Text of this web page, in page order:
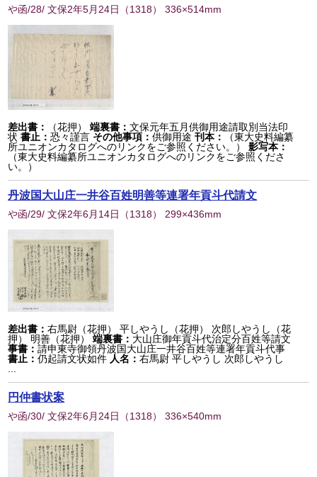
や函/28/ 文保2年5月24日 （1318） 336×514mm
差出書： （花押） 端裏書：文保元年五月供御用途請取別当法印
状 書止：恐々謹言 その他事項：供御用途 刊本：
（東大史料編纂
所ユニオンカタログへのリンクをご参照ください。）
影写本：
（東大史料編纂所ユニオンカタログへのリンクをご参照くださ
い。）
丹波国大山庄一井谷百姓明善等連署年貢斗代請文
や函/29/ 文保2年6月14日 （1318） 299×436mm
差出書：右馬尉（花押） 平しやうし（花押） 次郎しやうし（花
押） 明善（花押）
端裏書： 大山庄御年貢斗代治定分百姓等請文
事書：請申東寺御領丹波国大山庄一井谷百姓等連署年貢斗代事
書止：仍起請文状如件 人名：右馬尉 平しやうし 次郎しやうし
円仲書状案
や函/30/ 文保2年6月24日 （1318） 336×540mm